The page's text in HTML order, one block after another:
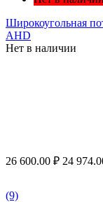
Широкоугольная
AHD
Нет в наличии
26 600.00 ₽ 24
(9)